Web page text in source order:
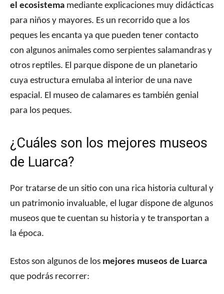
el ecosistema mediante explicaciones muy didácticas
para niños y mayores. Es un recorrido que a los
peques les encanta ya que pueden tener contacto
con algunos animales como serpientes salamandras y
otros reptiles. El parque dispone de un planetario
cuya estructura emulaba al interior de una nave
espacial. El museo de calamares es también genial
para los peques.
¿Cuáles son los mejores museos
de Luarca?
Por tratarse de un sitio con una rica historia cultural y
un patrimonio invaluable, el lugar dispone de algunos
museos que te cuentan su historia y te transportan a
la época.
Estos son algunos de los mejores museos de Luarca
que podrás recorrer: